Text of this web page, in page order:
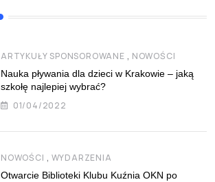
ARTYKUŁY SPONSOROWANE , NOWOŚCI
Nauka pływania dla dzieci w Krakowie – jaką
szkołę najlepiej wybrać?
01/04/2022
NOWOŚCI , WYDARZENIA
Otwarcie Biblioteki Klubu Kuźnia OKN po